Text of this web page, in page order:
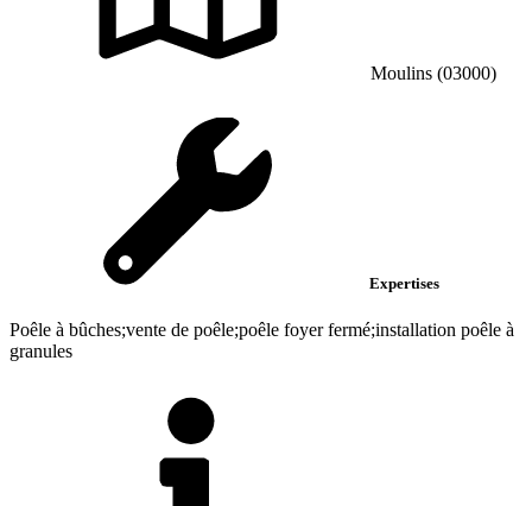
Moulins (03000)
Expertises
Poêle à bûches;vente de poêle;poêle foyer fermé;installation poêle à
granules